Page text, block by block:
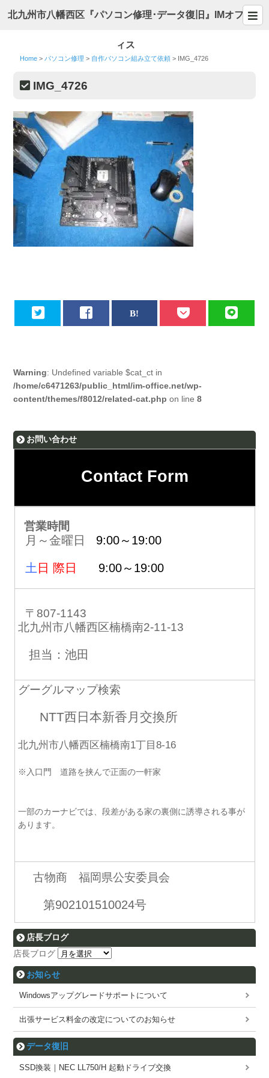
北九州市八幡西区『パソコン修理･データ復旧』IMオフ
ィス
Home > パソコン修理 > 自作パソコン組み立て依頼 > IMG_4726
IMG_4726
Warning: Undefined variable $cat_ct in
/home/c6471263/public_html/im-office.net/wp-
content/themes/f8012/related-cat.php on line8
お問い合わせ
Contact Form
営業時間
月～金曜日 9:00～19:00
土 日 際日 9:00～19:00
〒807-1143
北九州市八幡西区楠橋南2-11-13
担当：池田
グーグルマップ検索
NTT西日本新香月交換所
北九州市八幡西区楠橋南1丁目8-16
※入口門 道路を挟んで正面の一軒家
一部のカーナビでは、段差がある家の裏側に誘導される事が
あります。
古物商 福岡県公安委員会
第902101510024号
店長ブログ
店長ブログ
お知らせ
Windowsアップグレードサポートについて
出張サービス料金の改定についてのお知らせ
データ復旧
SSD換装｜NEC LL750/H 起動ドライブ交換